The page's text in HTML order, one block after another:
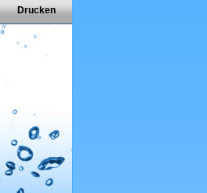
Drucken